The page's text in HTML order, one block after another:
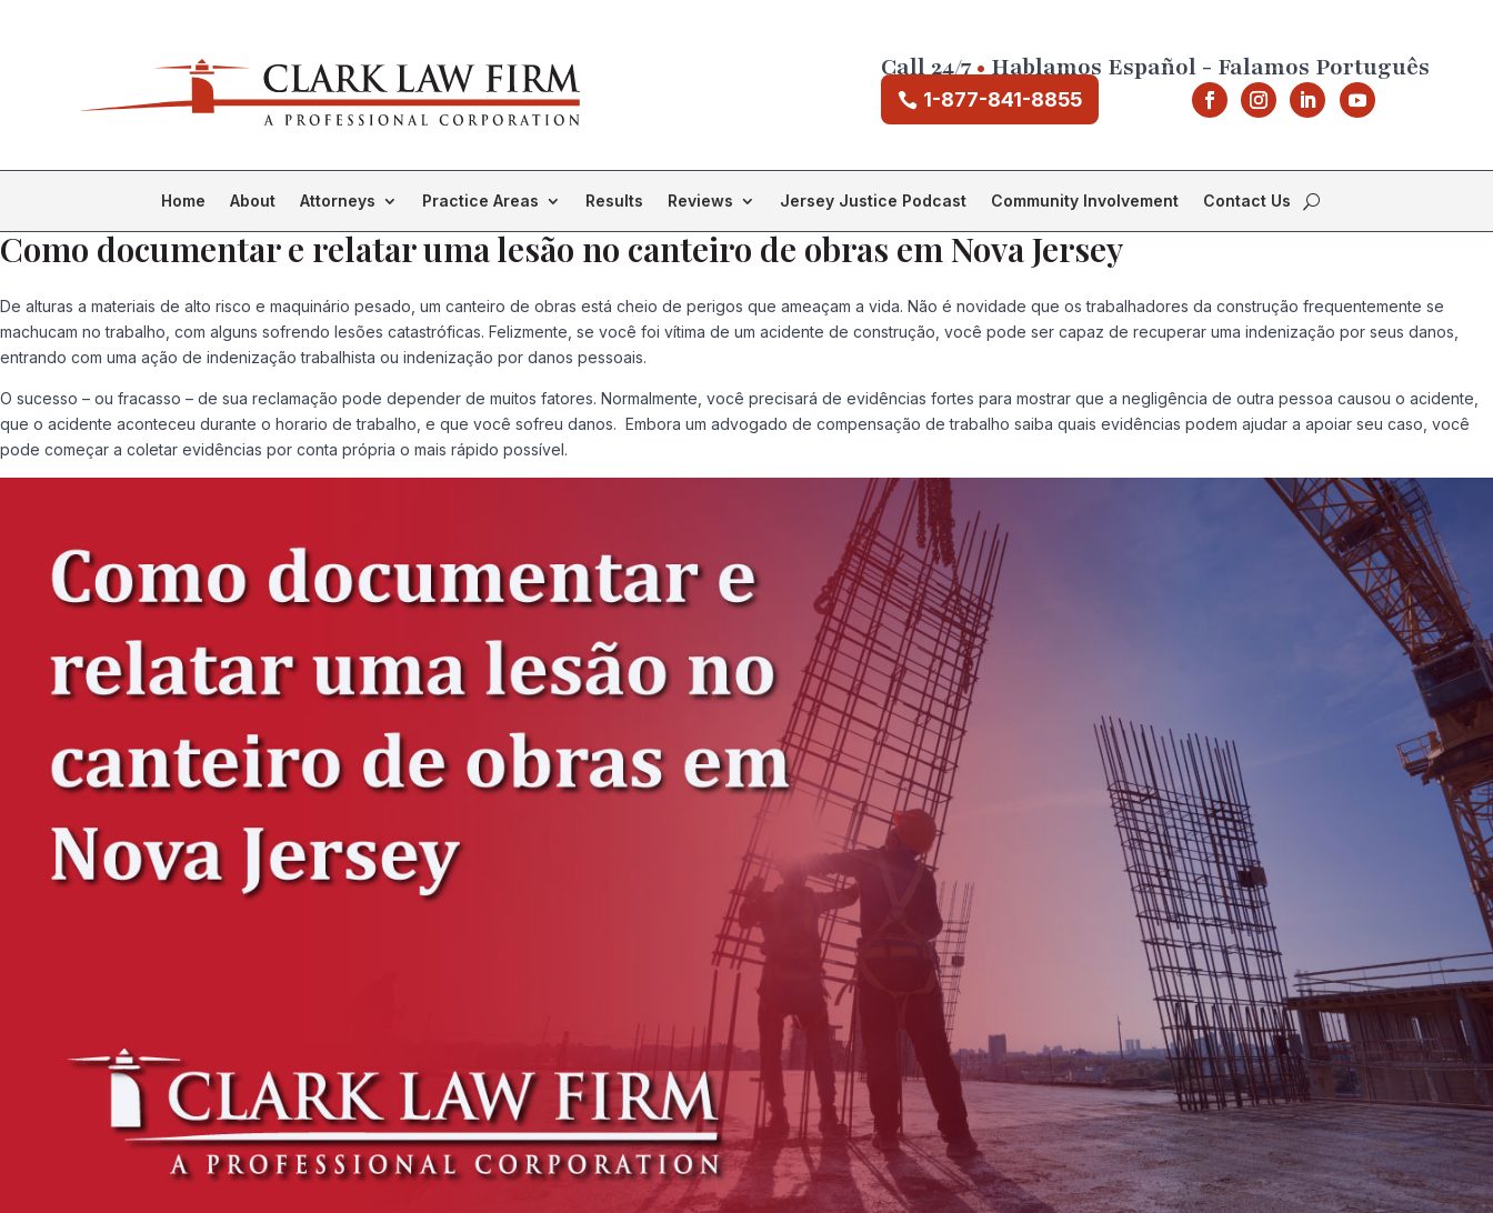
Call 24/7•Hablamos Español - Falamos Português
1-877-841-8855
Home About Attorneys Practice Areas Results Reviews Jersey Justice Podcast Community Involvement Contact Us
Como documentar e relatar uma lesão no canteiro de obras em Nova Jersey
De alturas a materiais de alto risco e maquinário pesado, um canteiro de obras está cheio de perigos que ameaçam a vida. Não é novidade que os trabalhadores da construção frequentemente se
machucam no trabalho, com alguns sofrendo lesões catastróficas. Felizmente, se você foi vítima de um acidente de construção, você pode ser capaz de recuperar uma indenização por seus danos,
entrando com uma ação de indenização trabalhista ou indenização por danos pessoais.
O sucesso – ou fracasso – de sua reclamação pode depender de muitos fatores. Normalmente, você precisará de evidências fortes para mostrar que a negligência de outra pessoa causou o acidente,
que o acidente aconteceu durante o horario de trabalho, e que você sofreu danos. Embora um advogado de compensação de trabalho saiba quais evidências podem ajudar a apoiar seu caso, você
pode começar a coletar evidências por conta própria o mais rápido possível.